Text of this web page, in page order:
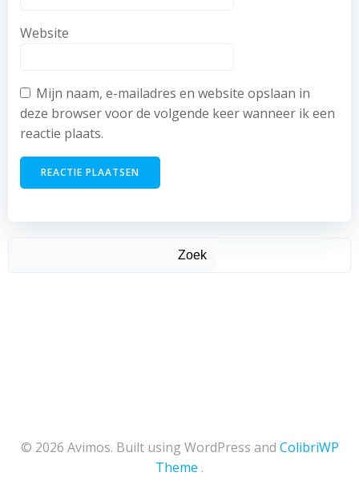
Website
Mijn naam, e-mailadres en website opslaan in
deze browser voor de volgende keer wanneer ik een
reactie plaats.
Zoek
© 2026 Avimos. Built using WordPress and ColibriWP
Theme .